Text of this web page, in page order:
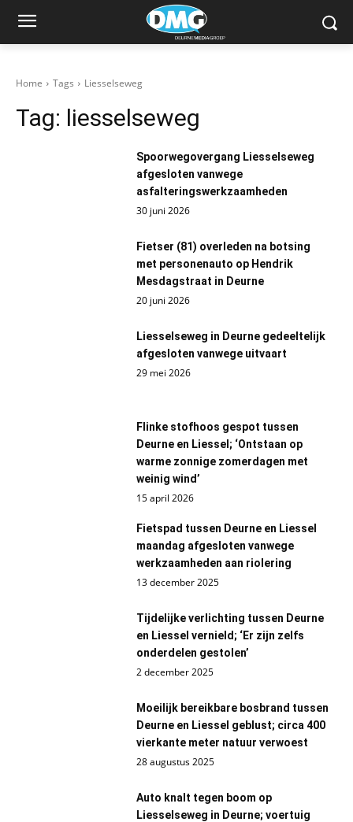
Home Tags Liesselseweg
Tag: liesselseweg
Spoorwegovergang Liesselseweg
afgesloten vanwege
asfalteringswerkzaamheden
30 juni 2026
Fietser (81) overleden na botsing
met personenauto op Hendrik
Mesdagstraat in Deurne
20 juni 2026
Liesselseweg in Deurne gedeeltelijk
afgesloten vanwege uitvaart
29 mei 2026
Flinke stofhoos gespot tussen
Deurne en Liessel; ‘Ontstaan op
warme zonnige zomerdagen met
weinig wind’
15 april 2026
Fietspad tussen Deurne en Liessel
maandag afgesloten vanwege
werkzaamheden aan riolering
13 december 2025
Tijdelijke verlichting tussen Deurne
en Liessel vernield; ‘Er zijn zelfs
onderdelen gestolen’
2 december 2025
Moeilijk bereikbare bosbrand tussen
Deurne en Liessel geblust; circa 400
vierkante meter natuur verwoest
28 augustus 2025
Auto knalt tegen boom op
Liesselseweg in Deurne; voertuig